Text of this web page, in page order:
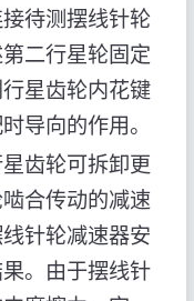
待测摆线针轮
二行星轮固定
星齿轮内花键
导向的作用。
齿轮可拆卸更
合传动的减速
针轮减速器安
。由于摆线针